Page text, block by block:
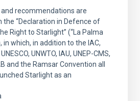
recommendations are
the “Declaration in Defence of
Right to Starlight” (“La Palma
in which, in addition to the IAC,
UNWTO, IAU, UNEP-CMS,
and the Ramsar Convention all
Starlight as an